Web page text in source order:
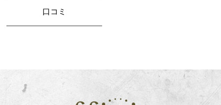
口コミ